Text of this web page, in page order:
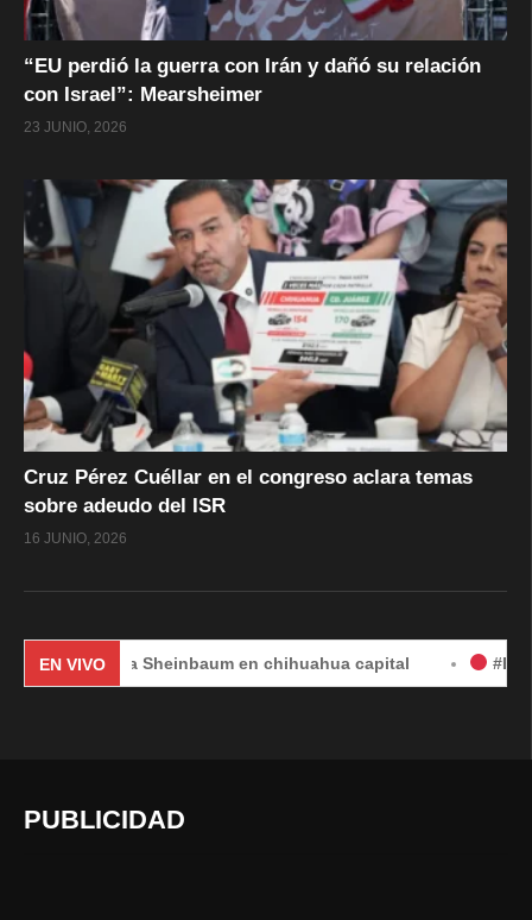
“EU perdió la guerra con Irán y dañó su relación
con Israel”: Mearsheimer
23 JUNIO, 2026
Cruz Pérez Cuéllar en el congreso aclara temas
sobre adeudo del ISR
16 JUNIO, 2026
EN VIVO
Sheinbaum en chihuahua capital #EnVivo | DÍA
PUBLICIDAD